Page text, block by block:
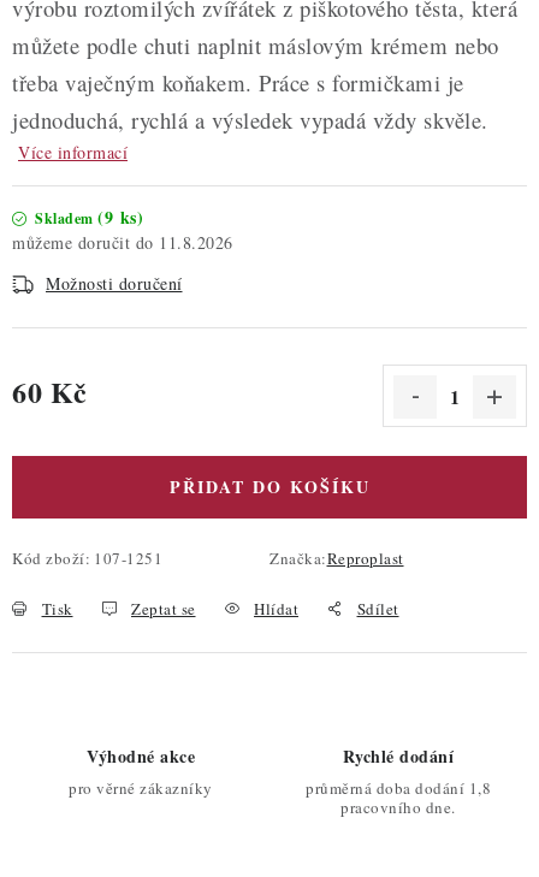
výrobu roztomilých zvířátek z piškotového těsta, která
můžete podle chuti naplnit máslovým krémem nebo
třeba vaječným koňakem. Práce s formičkami je
jednoduchá, rychlá a výsledek vypadá vždy skvěle.
Více informací
Skladem (9 ks)
11.8.2026
Možnosti doručení
60 Kč
PŘIDAT DO KOŠÍKU
Kód zboží: 107-1251 Značka:Reproplast
Tisk Zeptat se Hlídat Sdílet
Výhodné akce
pro věrné zákazníky
Rychlé dodání
průměrná doba dodání 1,8
pracovního dne.